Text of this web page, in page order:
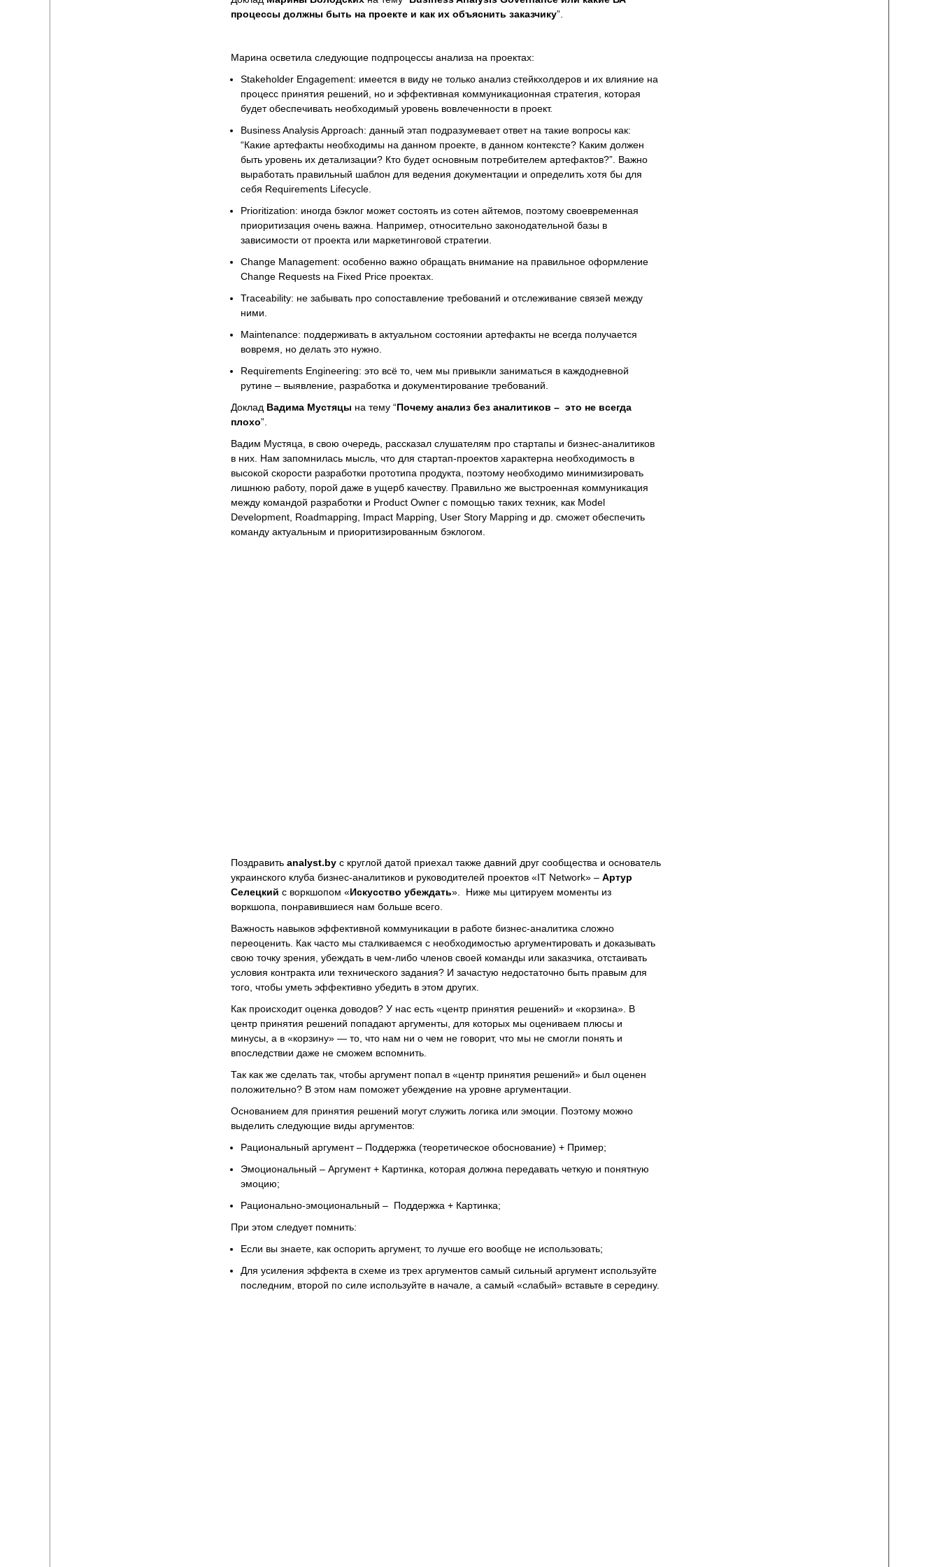
процессы должны быть на проекте и как их объяснить заказчику”.
Марина осветила следующие подпроцессы анализа на проектах:
Stakeholder Engagement: имеется в виду не только анализ стейкхолдеров и их влияние на
процесс принятия решений, но и эффективная коммуникационная стратегия, которая
будет обеспечивать необходимый уровень вовлеченности в проект.
Business Analysis Approach: данный этап подразумевает ответ на такие вопросы как:
“Какие артефакты необходимы на данном проекте, в данном контексте? Каким должен
быть уровень их детализации? Кто будет основным потребителем артефактов?”. Важно
выработать правильный шаблон для ведения документации и определить хотя бы для
себя Requirements Lifecycle.
Prioritization: иногда бэклог может состоять из сотен айтемов, поэтому своевременная
приоритизация очень важна. Например, относительно законодательной базы в
зависимости от проекта или маркетинговой стратегии.
Change Management: особенно важно обращать внимание на правильное оформление
Change Requests на Fixed Price проектах.
Traceability: не забывать про сопоставление требований и отслеживание связей между
ними.
Maintenance: поддерживать в актуальном состоянии артефакты не всегда получается
вовремя, но делать это нужно.
Requirements Engineering: это всё то, чем мы привыкли заниматься в каждодневной
рутине – выявление, разработка и документирование требований.
Доклад Вадима Мустяцы на тему “Почему анализ без аналитиков – это не всегда
плохо”.
Вадим Мустяца, в свою очередь, рассказал слушателям про стартапы и бизнес-аналитиков
в них. Нам запомнилась мысль, что для стартап-проектов характерна необходимость в
высокой скорости разработки прототипа продукта, поэтому необходимо минимизировать
лишнюю работу, порой даже в ущерб качеству. Правильно же выстроенная коммуникация
между командой разработки и Product Owner с помощью таких техник, как Model
Development, Roadmapping, Impact Mapping, User Story Mapping и др. сможет обеспечить
команду актуальным и приоритизированным бэклогом.
Поздравить analyst.by с круглой датой приехал также давний друг сообщества и основатель
украинского клуба бизнес-аналитиков и руководителей проектов «IT Network» – Артур
Селецкий с воркшопом «Искусство убеждать». Ниже мы цитируем моменты из
воркшопа, понравившиеся нам больше всего.
Важность навыков эффективной коммуникации в работе бизнес-аналитика сложно
переоценить. Как часто мы сталкиваемся с необходимостью аргументировать и доказывать
свою точку зрения, убеждать в чем-либо членов своей команды или заказчика, отстаивать
условия контракта или технического задания? И зачастую недостаточно быть правым для
того, чтобы уметь эффективно убедить в этом других.
Как происходит оценка доводов? У нас есть «центр принятия решений» и «корзина». В
центр принятия решений попадают аргументы, для которых мы оцениваем плюсы и
минусы, а в «корзину» — то, что нам ни о чем не говорит, что мы не смогли понять и
впоследствии даже не сможем вспомнить.
Так как же сделать так, чтобы аргумент попал в «центр принятия решений» и был оценен
положительно? В этом нам поможет убеждение на уровне аргументации.
Основанием для принятия решений могут служить логика или эмоции. Поэтому можно
выделить следующие виды аргументов:
Рациональный аргумент – Поддержка (теоретическое обоснование) + Пример;
Эмоциональный – Аргумент + Картинка, которая должна передавать четкую и понятную
эмоцию;
Рационально-эмоциональный – Поддержка + Картинка;
При этом следует помнить:
Если вы знаете, как оспорить аргумент, то лучше его вообще не использовать;
Для усиления эффекта в схеме из трех аргументов самый сильный аргумент используйте
последним, второй по силе используйте в начале, а самый «слабый» вставьте в середину.